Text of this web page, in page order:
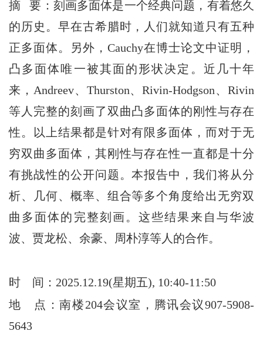
摘 要：刻画多面体是一个经典问题，有着悠久
的历史。早在古希腊时，人们就知道只有五种
正多面体。另外，Cauchy在博士论文中证明，
凸多面体唯一被其面的形状决定。近几十年
来，Andreev、Thurston、Rivin-Hodgson、Rivin
等人完整的刻画了双曲凸多面体的刚性与存在
性。以上结果都是针对有限多面体，而对于无
穷双曲多面体，其刚性与存在性一直都是十分
有挑战性的公开问题。本报告中，我们将从分
析、几何、概率、组合等多个角度给出无穷双
曲多面体的完整刻画。这些结果来自与华波
波、贾龙松、余豪、周朴淳等人的合作。
时
间：2025.12.19(星期五), 10:40-11:50
地
点：南楼204会议室，腾讯会议907-5908-
5643